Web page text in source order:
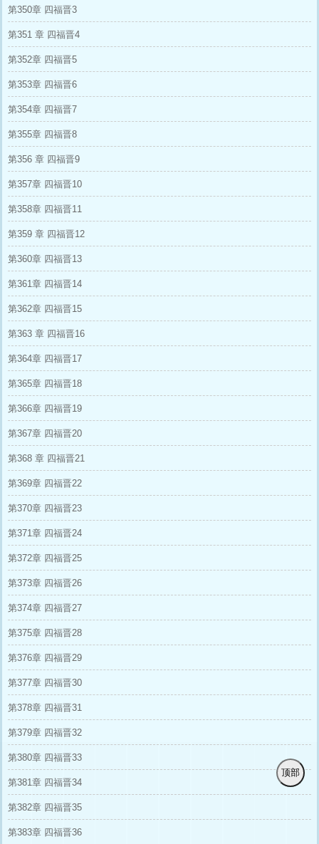
第350章 四福晋3
第351 章 四福晋4
第352章 四福晋5
第353章 四福晋6
第354章 四福晋7
第355章 四福晋8
第356 章 四福晋9
第357章 四福晋10
第358章 四福晋11
第359 章 四福晋12
第360章 四福晋13
第361章 四福晋14
第362章 四福晋15
第363 章 四福晋16
第364章 四福晋17
第365章 四福晋18
第366章 四福晋19
第367章 四福晋20
第368 章 四福晋21
第369章 四福晋22
第370章 四福晋23
第371章 四福晋24
第372章 四福晋25
第373章 四福晋26
第374章 四福晋27
第375章 四福晋28
第376章 四福晋29
第377章 四福晋30
第378章 四福晋31
第379章 四福晋32
第380章 四福晋33
第381章 四福晋34
第382章 四福晋35
第383章 四福晋36
顶部